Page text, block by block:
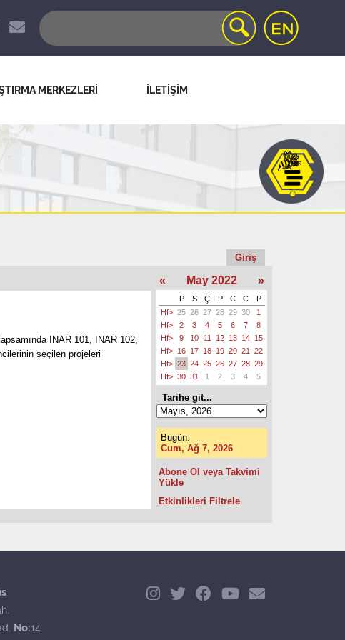
MERKEZLERİ İLETİŞİM
Giriş
INAR 101, INAR 102,
seçilen projeleri
« May 2022 »
P S Ç P C C
P
Hf> 25 26 27 28 29 30
1
Hf>
2 3 4 5 6 7
8
Hf>
9 10 11 12 13 14 15
Hf> 16 17 18 19 20 21
22
Hf> 23 24 25 26 27 28 29
Hf> 30 31 1 2 3 4 5
Tarihe git...
Bugün:
Cum, Ağ 7, 2026
Abone Ol veya Takvimi
Yükle
Etkinlikleri Filtrele
No:14